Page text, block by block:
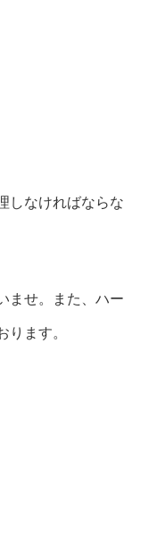
しなければならな
ませ。また、ハー
ます。